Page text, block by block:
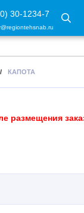
30-1234-7
/ КАПОТА
размещения